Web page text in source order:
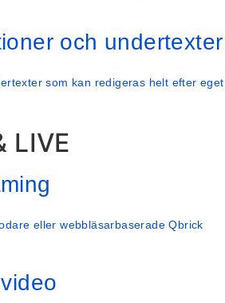
och undertexter
som kan redigeras helt efter eget
LIVE
eller webbläsarbaserade Qbrick